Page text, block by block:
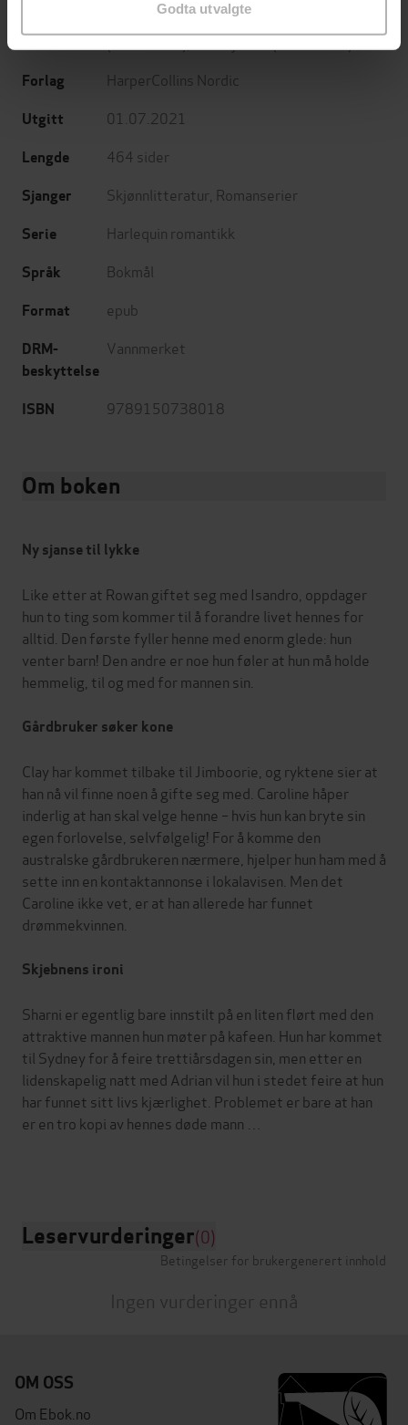
Godta utvalgte
(oversetter),Mona Berge
(oversetter),Idun Kjellvik(oversetter)
Forlag HarperCollins Nordic
Utgitt 01.07.2021
Lengde 464 sider
Sjanger Skjønnlitteratur Romanserier
Serie Harlequin romantikk
Språk Bokmål
Format epub
DRM-
beskyttelse
Vannmerket
ISBN 9789150738018
Om boken
Ny sjanse til lykke
Like etter at Rowan giftet seg med Isandro, oppdager
hun to ting som kommer til å forandre livet hennes for
alltid. Den første fyller henne med enorm glede: hun
venter barn! Den andre er noe hun føler at hun må holde
hemmelig, til og med for mannen sin.
Gårdbruker søker kone
Clay har kommet tilbake til Jimboorie, og ryktene sier at
han nå vil finne noen å gifte seg med. Caroline håper
inderlig at han skal velge henne – hvis hun kan bryte sin
egen forlovelse, selvfølgelig! For å komme den
australske gårdbrukeren nærmere, hjelper hun ham med å
sette inn en kontaktannonse i lokalavisen. Men det
Caroline ikke vet, er at han allerede har funnet
drømmekvinnen.
Skjebnens ironi
Sharni er egentlig bare innstilt på en liten flørt med den
attraktive mannen hun møter på kafeen. Hun har kommet
til Sydney for å feire trettiårsdagen sin, men etter en
lidenskapelig natt med Adrian vil hun i stedet feire at hun
har funnet sitt livs kjærlighet. Problemet er bare at han
er en tro kopi av hennes døde mann …
Leservurderinger(0)
Betingelser for brukergenerert innhold
Ingen vurderinger ennå
OM OSS
Om Ebok.no